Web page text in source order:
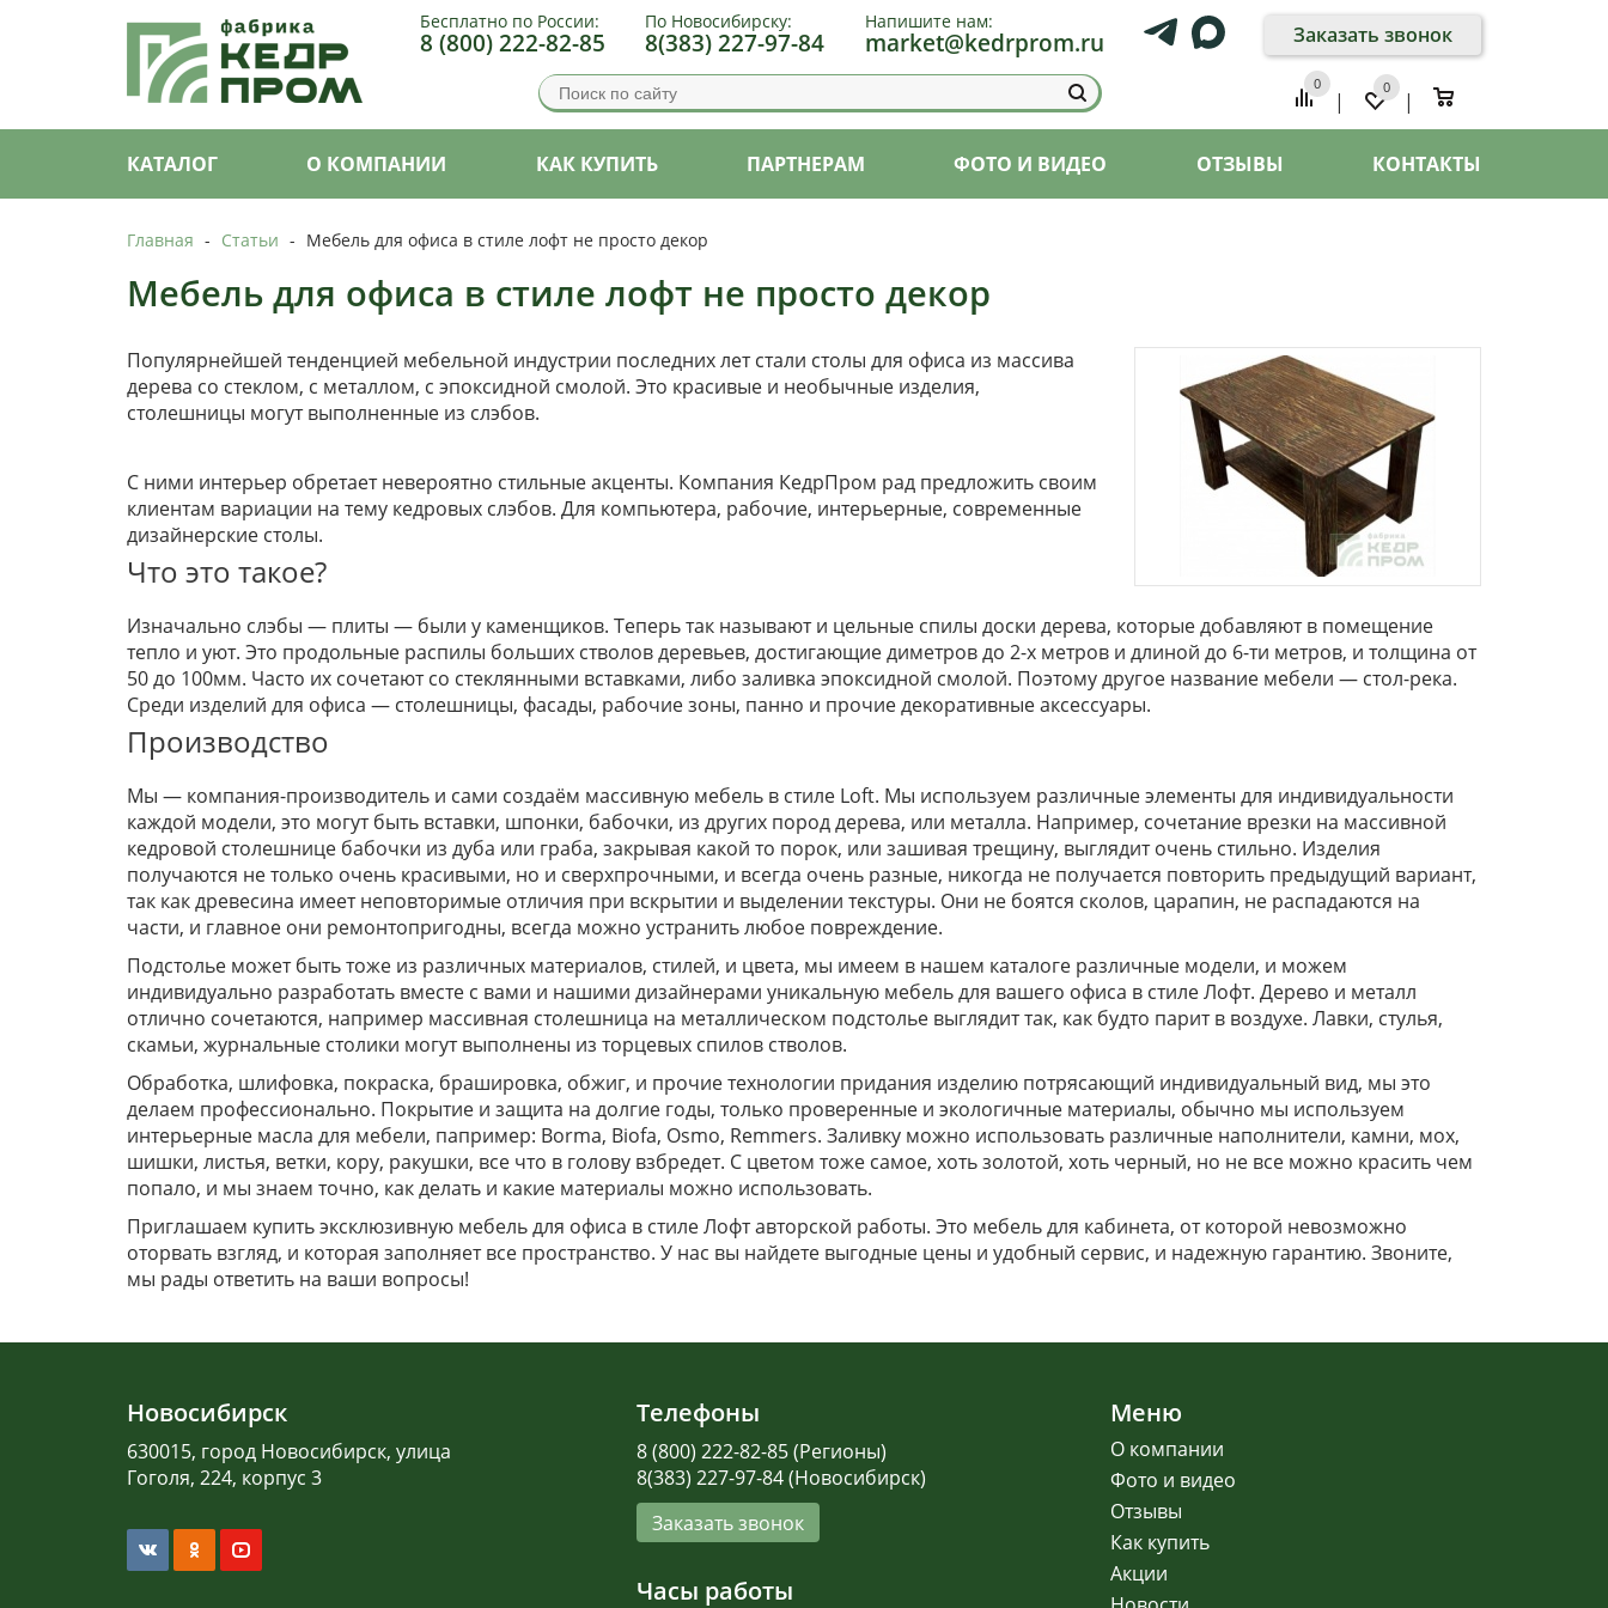
Бесплатно по России:
8 (800) 222-82-85
По Новосибирску:
8(383) 227-97-84
Напишите нам:
market@kedrprom.ru Заказать звонок
0
|
0
|
КАТАЛОГ О КОМПАНИИ КАК КУПИТЬ ПАРТНЕРАМ ФОТО И ВИДЕО ОТЗЫВЫ КОНТАКТЫ
Главная - Статьи - Мебель для офиса в стиле лофт не просто декор
Мебель для офиса в стиле лофт не просто декор
Популярнейшей тенденцией мебельной индустрии последних лет стали столы для офиса из массива
дерева со стеклом, с металлом, с эпоксидной смолой. Это красивые и необычные изделия,
столешницы могут выполненные из слэбов.
С ними интерьер обретает невероятно стильные акценты. Компания КедрПром рад предложить своим
клиентам вариации на тему кедровых слэбов. Для компьютера, рабочие, интерьерные, современные
дизайнерские столы.
Что это такое?
Изначально слэбы — плиты — были у каменщиков. Теперь так называют и цельные спилы доски дерева, которые добавляют в помещение
тепло и уют. Это продольные распилы больших стволов деревьев, достигающие диметров до 2-х метров и длиной до 6-ти метров, и толщина от
50 до 100мм. Часто их сочетают со стеклянными вставками, либо заливка эпоксидной смолой. Поэтому другое название мебели — стол-река.
Среди изделий для офиса — столешницы, фасады, рабочие зоны, панно и прочие декоративные аксессуары.
Производство
Мы — компания-производитель и сами создаём массивную мебель в стиле Loft. Мы используем различные элементы для индивидуальности
каждой модели, это могут быть вставки, шпонки, бабочки, из других пород дерева, или металла. Например, сочетание врезки на массивной
кедровой столешнице бабочки из дуба или граба, закрывая какой то порок, или зашивая трещину, выглядит очень стильно. Изделия
получаются не только очень красивыми, но и сверхпрочными, и всегда очень разные, никогда не получается повторить предыдущий вариант,
так как древесина имеет неповторимые отличия при вскрытии и выделении текстуры. Они не боятся сколов, царапин, не распадаются на
части, и главное они ремонтопригодны, всегда можно устранить любое повреждение.
Подстолье может быть тоже из различных материалов, стилей, и цвета, мы имеем в нашем каталоге различные модели, и можем
индивидуально разработать вместе с вами и нашими дизайнерами уникальную мебель для вашего офиса в стиле Лофт. Дерево и металл
отлично сочетаются, например массивная столешница на металлическом подстолье выглядит так, как будто парит в воздухе. Лавки, стулья,
скамьи, журнальные столики могут выполнены из торцевых спилов стволов.
Обработка, шлифовка, покраска, брашировка, обжиг, и прочие технологии придания изделию потрясающий индивидуальный вид, мы это
делаем профессионально. Покрытие и защита на долгие годы, только проверенные и экологичные материалы, обычно мы используем
интерьерные масла для мебели, папример: Borma, Biofa, Osmo, Remmers. Заливку можно использовать различные наполнители, камни, мох,
шишки, листья, ветки, кору, ракушки, все что в голову взбредет. С цветом тоже самое, хоть золотой, хоть черный, но не все можно красить чем
попало, и мы знаем точно, как делать и какие материалы можно использовать.
Приглашаем купить эксклюзивную мебель для офиса в стиле Лофт авторской работы. Это мебель для кабинета, от которой невозможно
оторвать взгляд, и которая заполняет все пространство. У нас вы найдете выгодные цены и удобный сервис, и надежную гарантию. Звоните,
мы рады ответить на ваши вопросы!
Новосибирск
630015, город Новосибирск, улица
Гоголя, 224, корпус 3
Телефоны
8 (800) 222-82-85 (Регионы)
8(383) 227-97-84 (Новосибирск)
Заказать звонок
Часы работы
Меню
О компании
Фото и видео
Отзывы
Как купить
Акции